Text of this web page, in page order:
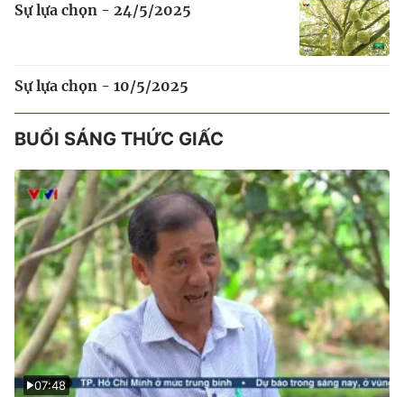
Sự lựa chọn - 24/5/2025
Sự lựa chọn - 10/5/2025
BUỔI SÁNG THỨC GIẤC
07:48